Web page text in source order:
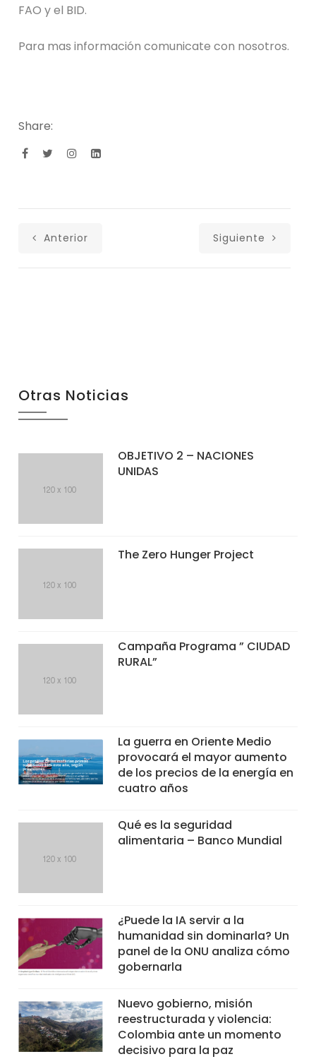
FAO y el BID.
Para mas información comunicate con nosotros.
Share:
Anterior Siguiente
Otras Noticias
OBJETIVO 2 – NACIONES
UNIDAS
The Zero Hunger Project
Campaña Programa ” CIUDAD
RURAL”
La guerra en Oriente Medio
provocará el mayor aumento
de los precios de la energía en
cuatro años
Qué es la seguridad
alimentaria – Banco Mundial
¿Puede la IA servir a la
humanidad sin dominarla? Un
panel de la ONU analiza cómo
gobernarla
Nuevo gobierno, misión
reestructurada y violencia:
Colombia ante un momento
decisivo para la paz